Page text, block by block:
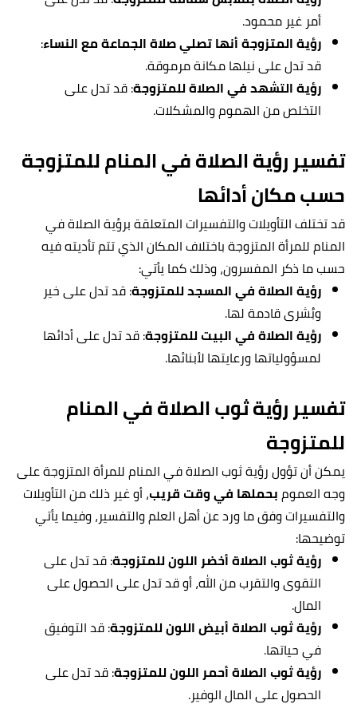
أمر غير محمود.
رؤية المتزوجة أنها تصلي صلاة الجماعة مع النساء:
قد تدل على نيلها مكانة مرموقة.
رؤية التشهد في الصلاة للمتزوجة: قد تدل على
التخلص من الهموم والمشكلات.
تفسير رؤية الصلاة في المنام للمتزوجة
حسب مكان أدائها
قد تختلف التأويلات والتفسيرات المتعلقة برؤية الصلاة في
المنام للمرأة المتزوجة باختلاف المكان الذي تتم تأديته فيه
حسب ما ذكر المفسرون، وذلك كما يأتي:
رؤية الصلاة في المسجد للمتزوجة: قد تدل على خير
وبُشرى قادمة لها.
رؤية الصلاة في البيت للمتزوجة: قد تدل على أدائها
لمسؤولياتها ورعايتها لأبنائها.
تفسير رؤية ثوب الصلاة في المنام
للمتزوجة
يمكن أن تؤول رؤية ثوب الصلاة في المنام للمرأة المتزوجة على
وجه العمومبحملها في وقت قريب، أو غير ذلك من التأويلات
والتفسيرات وفق ما ورد عن أهل العلم والتفسير، وفيما يأتي
توضيحها:
رؤية ثوب الصلاة أخضر اللون للمتزوجة: قد تدل على
التقوى والتقرب من الله، أو قد تدل على الحصول على
المال.
رؤية ثوب الصلاة أبيض اللون للمتزوجة: قد التوفيق
في حياتها.
رؤية ثوب الصلاة أحمر اللون للمتزوجة: قد تدل على
الحصول على المال الوفير.